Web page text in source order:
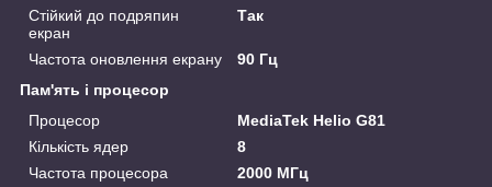
Стійкий до подряпин
екран
Так
Частота оновлення екрану
90 Гц
Пам'ять і процесор
Процесор
MediaTek Helio G81
Кількість ядер
8
Частота процесора
2000 МГц